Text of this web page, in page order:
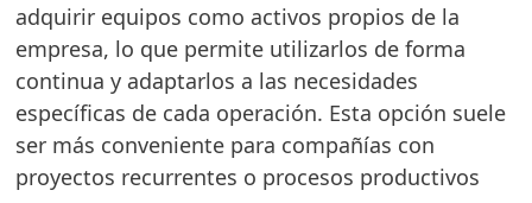
adquirir equipos como activos propios de la
empresa, lo que permite utilizarlos de forma
continua y adaptarlos a las necesidades
específicas de cada operación. Esta opción suele
ser más conveniente para compañías con
proyectos recurrentes o procesos productivos